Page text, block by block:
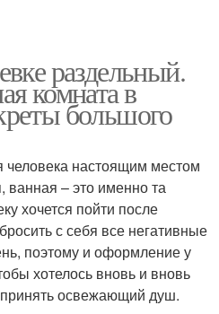
раздельный.
комната в
большого
человека настоящим местом
ванная – это именно та
хочется пойти после
с себя все негативные
поэтому и оформление у
хотелось вновь и вновь
освежающий душ.